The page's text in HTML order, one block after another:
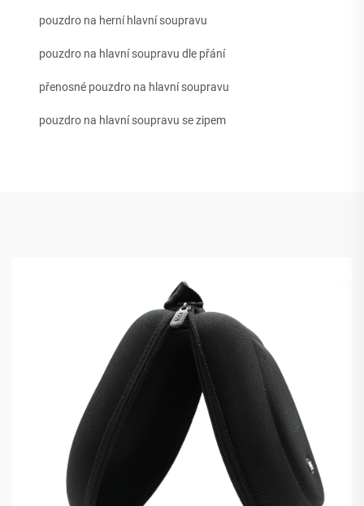
pouzdro na herní hlavní soupravu
pouzdro na hlavní soupravu dle přání
přenosné pouzdro na hlavní soupravu
pouzdro na hlavní soupravu se zipem